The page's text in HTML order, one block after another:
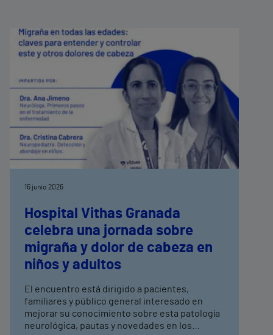
16 junio 2026
Hospital Vithas Granada
celebra una jornada sobre
migraña y dolor de cabeza en
niños y adultos
El encuentro está dirigido a pacientes,
familiares y público general interesado en
mejorar su conocimiento sobre esta patología
neurológica, pautas y novedades en los